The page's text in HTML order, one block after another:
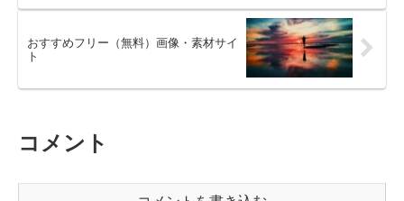
おすすめフリー（無料）画像・素材サイ
ト
コメント